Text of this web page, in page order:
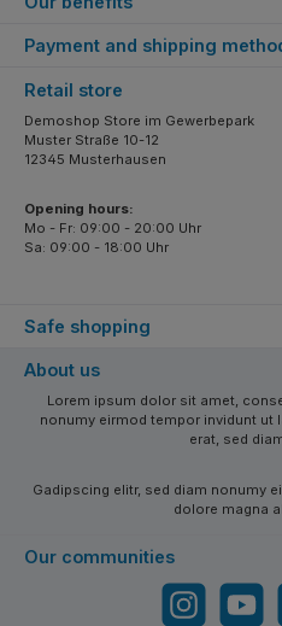
Payment and shipping
Safe shopping
Retail store
Demoshop Store im Gewerbepark
Muster Straße 10-12
12345 Musterhausen
Opening hours:
Mo - Fr: 09:00 - 20:00 Uhr
Sa: 09:00 - 18:00 Uhr
About us
Lorem ipsum dolor sit amet,
nonumy eirmod tempor invidunt ut
erat, sed
Gadipscing elitr, sed diam nonumy
dolore magna
Our communities
Instagram YouTube